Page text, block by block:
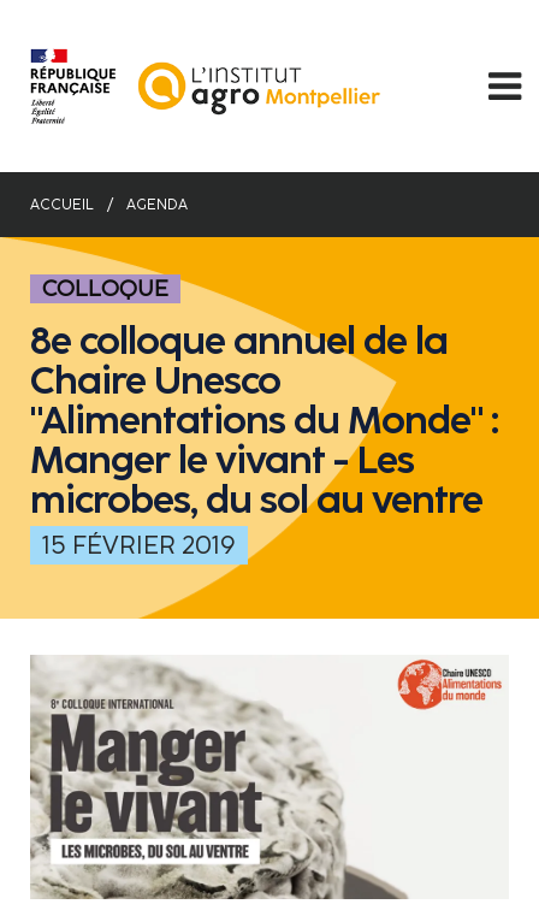
contenu
principal
ACCUEIL AGENDA
COLLOQUE
8e colloque annuel de la
Chaire Unesco
"Alimentations du Monde" :
Manger le vivant - Les
microbes, du sol au ventre
15 FÉVRIER 2019